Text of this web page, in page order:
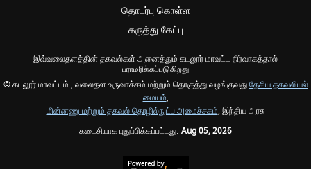
தொடர்பு கொள்ள
கருத்து கேட்பு
இவ்வலைதளத்தின் தகவல்கள் அனைத்தும் கடலூர் மாவட்ட நிர்வாகத்தால்
பராமரிக்கப்படுகிறது
© கடலூர் மாவட்டம் , வலைதள உருவாக்கம் மற்றும் தொகுத்து வழங்குவதுதேசிய தகவலியல்
மையம்,
மின்னணு மற்றும் தகவல் தொழில்நுட்ப அமைச்சகம், இந்திய அரசு
கடைசியாக புதுப்பிக்கப்பட்டது: Aug 05, 2026